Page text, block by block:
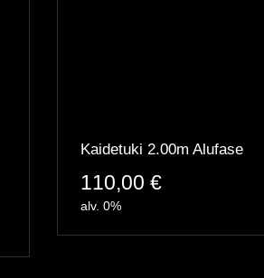
Kaidetuki 2.00m Alufase
110,00 €
alv. 0%